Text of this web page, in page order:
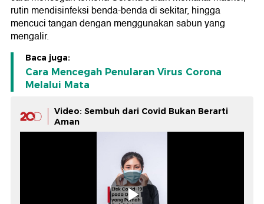
rutin mendisinfeksi benda-benda di sekitar, hingga
mencuci tangan dengan menggunakan sabun yang
mengalir.
Baca juga:
Cara Mencegah Penularan Virus Corona
Melalui Mata
Video: Sembuh dari Covid Bukan Berarti
Aman